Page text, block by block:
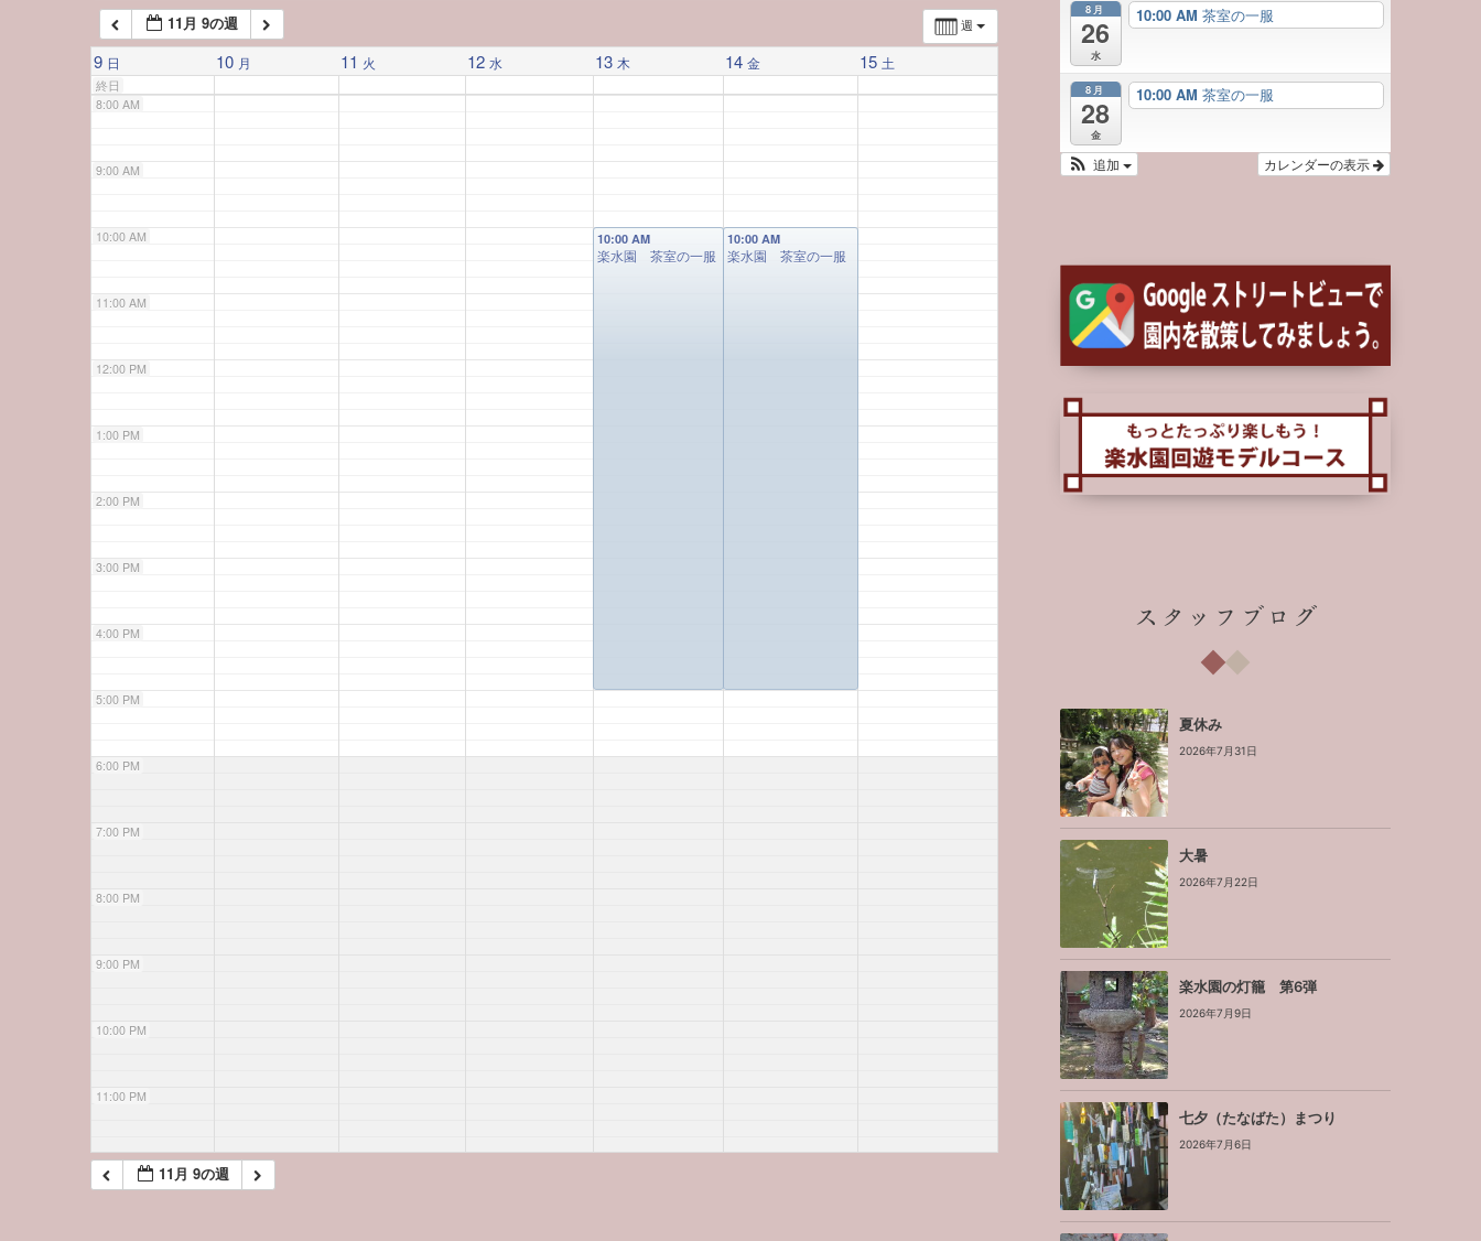
週
11月 9の週
9 日 10 月 11 火 12 水 13 木 14 金 15 土
終日
7:00 AM
8:00 AM
9:00 AM
10:00 AM
11:00 AM
12:00 PM
1:00 PM
2:00 PM
3:00 PM
4:00 PM
5:00 PM
6:00 PM
7:00 PM
8:00 PM
9:00 PM
10:00 PM
11:00 PM
10:00 AM
楽水園 茶室の一服
10:00 AM
楽水園 茶室の一服
11月 9の週
8月
26
水
10:00 AM 茶室の一服
8月
28
金
10:00 AM 茶室の一服
カレンダーの表示
追加
スタッフブログ
夏休み
2026年7月31日
大暑
2026年7月22日
楽水園の灯籠 第6弾
2026年7月9日
七夕（たなばた）まつり
2026年7月6日